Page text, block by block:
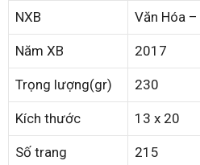
NXB Văn Hóa
Năm XB 2017
Trọng lượng(gr) 230
Kích thước 13 x 20
Số trang 215